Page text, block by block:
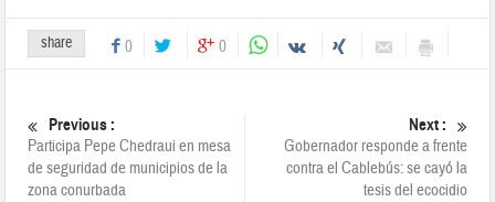
share 0 0
Previous :
Participa Pepe Chedraui en mesa
de seguridad de municipios de la
zona conurbada
Next :
Gobernador responde a frente
contra el Cablebús: se cayó la
tesis del ecocidio